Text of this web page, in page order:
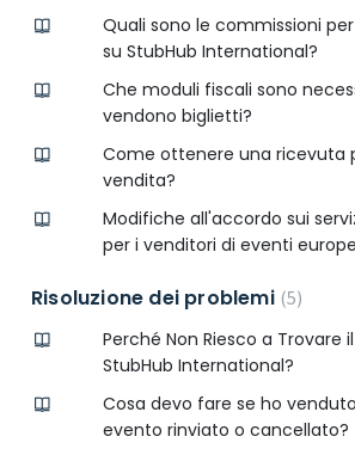
Quali sono le commissioni
su StubHub International?
Che moduli fiscali sono
vendono biglietti?
Come ottenere una ricevuta
vendita?
Modifiche all'accordo sui
per i venditori di eventi
Risoluzione dei problemi 5
Perché Non Riesco a Trovare
StubHub International?
Cosa devo fare se ho
evento rinviato o cancellato?